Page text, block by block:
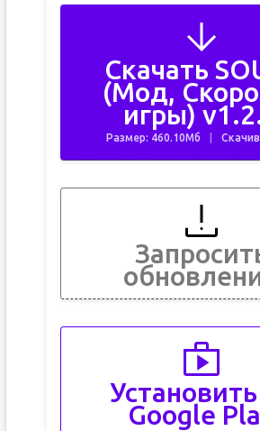
Скачать
(Мод,
игры)
Размер: 460.10Мб
Google